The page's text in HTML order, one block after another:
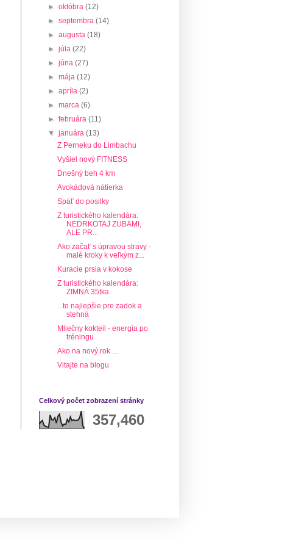
►októbra(12)
►septembra(14)
►augusta(18)
►júla(22)
►júna(27)
►mája(12)
►apríla(2)
►marca(6)
►februára(11)
▼januára(13)
Z Perneku do Limbachu
Vyšiel nový FITNESS
Dnešný beh 4 km
Avokádová nátierka
Späť do posilky
Z turistického kalendára:
NEDRKOTAJ ZUBAMI,
ALE PR...
Ako začať s úpravou stravy -
malé kroky k veľkým z...
Kuracie prsia v kokose
Z turistického kalendára:
ZIMNÁ 35tka
...to najlepšie pre zadok a
stehná
Mliečny kokteil - energia po
tréningu
Ako na nový rok ...
Vitajte na blogu
Celkový počet zobrazení stránky
357,460